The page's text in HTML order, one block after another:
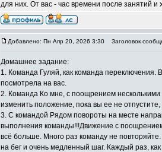
для них. От вас - час времени после занятий
Добавлено: Пн Апр 20, 2026 3:30 Заголовок
Домашнее задание:
1. Команда Гуляй, как команда переключения.
посмотрела на вас.
2. Команда Ко мне, с поощрением несколькими
изменить положение, пока вы ее не
3. С командой Рядом повороты на месте
выполнения команды!!!Движение с
всё больше. Много раз команду не
на бег и очень медленный шаг. Каждый раз,